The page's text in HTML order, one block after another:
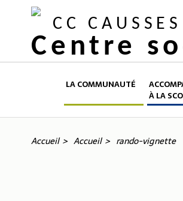
CC
Centre
LA COMMUNAUTÉ
À LA
Accueil Accueil rando-vignette